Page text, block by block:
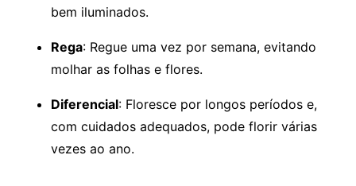
bem iluminados.
Rega: Regue uma vez por semana, evitando
molhar as folhas e flores.
Diferencial: Floresce por longos períodos e,
com cuidados adequados, pode florir várias
vezes ao ano.